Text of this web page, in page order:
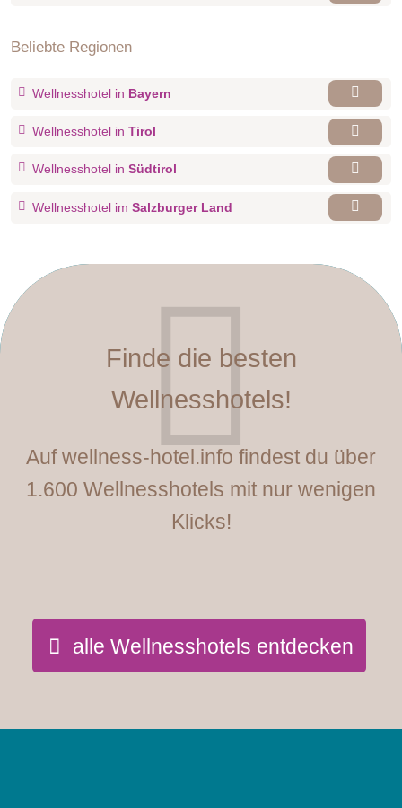
Beliebte Regionen
Wellnesshotel in Bayern
Wellnesshotel in Tirol
Wellnesshotel in Südtirol
Wellnesshotel im Salzburger Land
Finde die besten
Wellnesshotels!
Auf wellness-hotel.info findest du über
1.600 Wellnesshotels mit nur wenigen
Klicks!
alle Wellnesshotels entdecken